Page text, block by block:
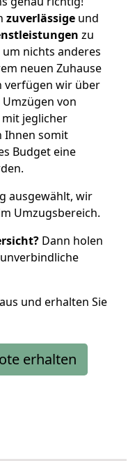
zuverlässige und
zu
nichts anderes
neuen Zuhause
verfügen wir über
von
jeglicher
Ihnen somit
Budget eine
ausgewählt, wir
Umzugsbereich.
Dann holen
und erhalten Sie
erhalten